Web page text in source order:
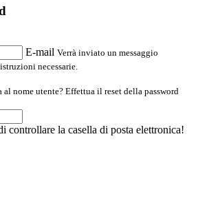
E-mail Verrà inviato un messaggio
necessarie.
al nome utente? Effettua il reset della password
controllare la casella di posta elettronica!